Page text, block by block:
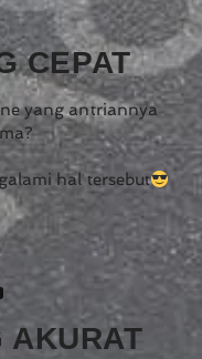
CEPAT
yang antriannya
hal tersebut
AKURAT